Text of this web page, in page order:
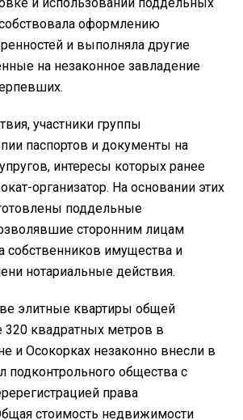
оформлению
и выполняла другие
на незаконное завладение
участники группы
паспортов и документы на
интересы которых ранее
организатор. На основании этих
поддельные
сторонним лицам
собственников имущества и
нотариальные действия.
элитные квартиры общей
квадратных метров в
и Осокорках незаконно внесли в
подконтрольного общества с
права
стоимость недвижимости